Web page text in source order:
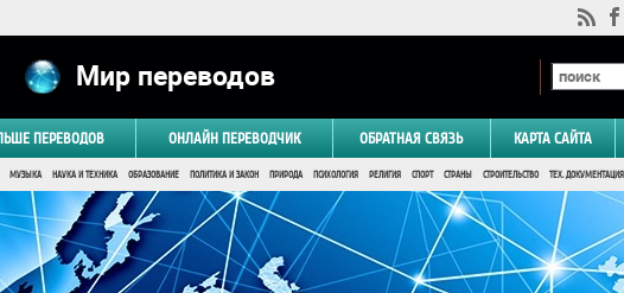
Мир переводов
ПЕРЕВОДОВ ОНЛАЙН ПЕРЕВОДЧИК ОБРАТНАЯ СВЯЗЬ КАРТА САЙТА
МУЗЫКА НАУКА И ТЕХНИКА ОБРАЗОВАНИЕ ПОЛИТИКА И ЗАКОН ПРИРОДА ПСИХОЛОГИЯ РЕЛИГИЯ СПОРТ СТРАНЫ СТРОИТЕЛЬСТВО ТЕХ. ДОКУМЕНТАЦИЯ